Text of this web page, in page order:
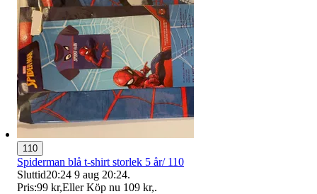
110
Spiderman blå t-shirt storlek 5 år/ 110
Sluttid20:24 9 aug 20:24.
Pris:99 kr,Eller Köp nu 109 kr,.